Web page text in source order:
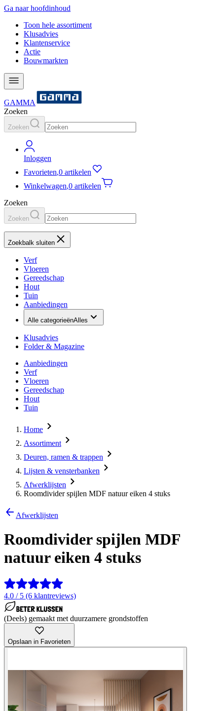
Ga naar hoofdinhoud
Toon hele assortiment
Klusadvies
Klantenservice
Actie
Bouwmarkten
GAMMA
Zoeken
Zoeken
Inloggen
Favorieten,0 artikelen
Winkelwagen,0 artikelen
Zoeken
Zoeken
Zoekbalk sluiten
Verf
Vloeren
Gereedschap
Hout
Tuin
Aanbiedingen
Alle categorieënAlles
Klusadvies
Folder & Magazine
Aanbiedingen
Verf
Vloeren
Gereedschap
Hout
Tuin
Home
Assortiment
Deuren, ramen & trappen
Lijsten & vensterbanken
Afwerklijsten
Roomdivider spijlen MDF natuur eiken 4 stuks
Afwerklijsten
Roomdivider spijlen MDF
natuur eiken 4 stuks
4.0 / 5 (6 klantreviews)
(Deels) gemaakt met duurzamere grondstoffen
Opslaan in Favorieten